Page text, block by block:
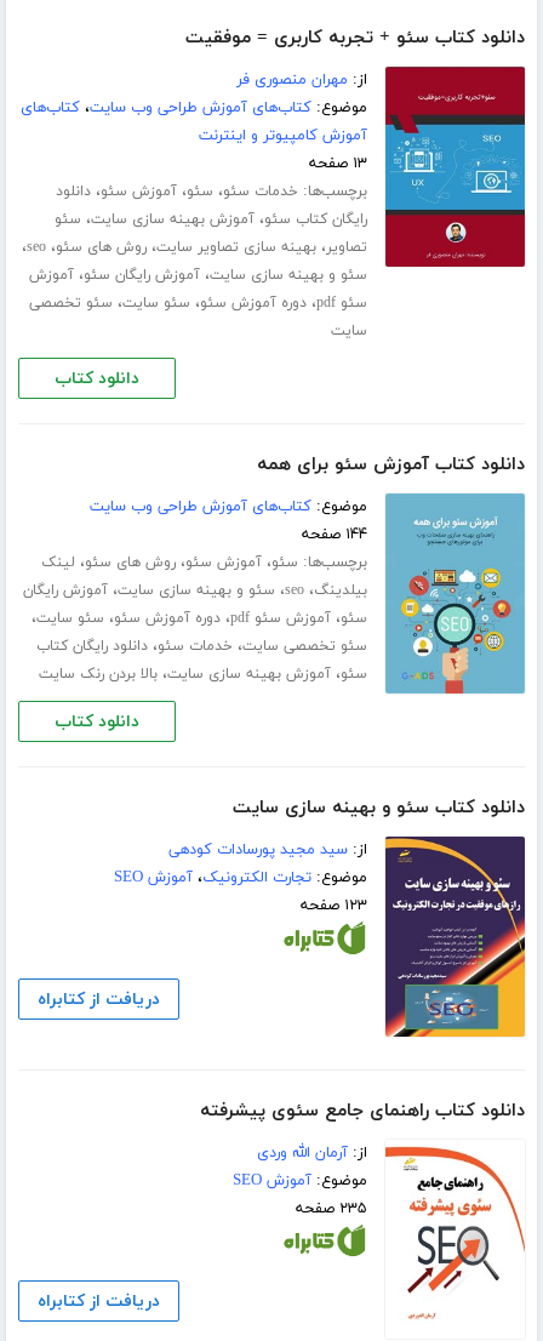
دانلود کتاب سئو + تجربه کاربری = موفقیت
از: مهران منصوری فر
موضوع:کتاب‌های آموزش طراحی وب سایت،کتاب‌های
آموزش کامپیوتر و اینترنت
۱۳ صفحه
برچسب‌ها: خدمات سئو، سئو،آموزش سئو،دانلود
رایگان کتاب سئو،آموزش بهینه سازی سایت، سئو
تصاویر،بهینه سازی تصاویر سایت،روش های سئو،seo،
سئو و بهینه سازی سایت،آموزش رایگان سئو،آموزش
سئو pdf
،دوره آموزش سئو، سئو سایت، سئو تخصصی
سایت
دانلود کتاب
دانلود کتاب آموزش سئو برای همه
موضوع:کتاب‌های آموزش طراحی وب سایت
۱۴۴ صفحه
برچسب‌ها: سئو،آموزش سئو،روش های سئو، لینک
بیلدینگ،seo، سئو و بهینه سازی سایت،آموزش رایگان
سئو،آموزش سئو pdf ،دوره آموزش سئو، سئو سایت،
سئو تخصصی سایت، خدمات سئو،دانلود رایگان کتاب
سئو،آموزش بهینه سازی سایت،بالا بردن رنک سایت
دانلود کتاب
دانلود کتاب سئو و بهینه سازی سایت
از:سید مجید پورسادات کودهی
موضوع:تجارت الکترونیک،آموزش SEO
۱۲۳ صفحه
دریافت از کتابراه
دانلود کتاب راهنمای جامع سئوی پیشرفته
از:آرمان الله وردی
موضوع:آموزش SEO
۲۳۵ صفحه
دریافت از کتابراه